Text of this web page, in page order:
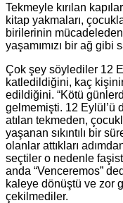
Tekmeyle kırılan
kitap yakmaları,
birilerinin
yaşamımızı bir ağ gibi
Çok şey söylediler 12
katledildiğini, kaç kişinin
edildiğini. “Kötü
gelmemişti. 12 Eylül’ü
atılan tekmeden,
yaşanan sıkıntılı bir
olanlar attıkları
seçtiler o nedenle
anda “Venceremos”
kaleye dönüştü ve zor
çekilmediler.